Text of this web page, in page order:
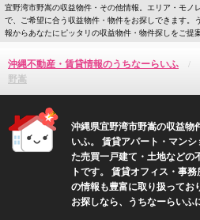
宜野湾市野嵩の収益物件・その他情報。エリア・モノ
で、ご希望に合う収益物件・物件をお探しできます。
報からあなたにピッタリの収益物件・物件探しをご提案
沖縄不動産・賃貸情報のうちなーらいふ
野嵩
沖縄県宜野湾市野嵩の収益物
いふ。 賃貸アパート・マン
た売買一戸建て・土地などの
トです。 賃貸オフィス・事
の情報も豊富に取り扱ってお
お探しなら、うちなーらいふ